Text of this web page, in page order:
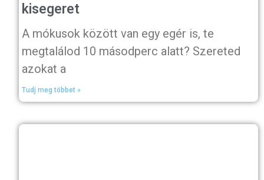
kisegeret
A mókusok között van egy egér is, te
megtalálod 10 másodperc alatt? Szereted
azokat a
Tudj meg többet »